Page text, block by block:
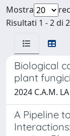
Mostra
Risultati 1 - 2 di
Biological
plant
2024 C.A.M.
A Pipeline